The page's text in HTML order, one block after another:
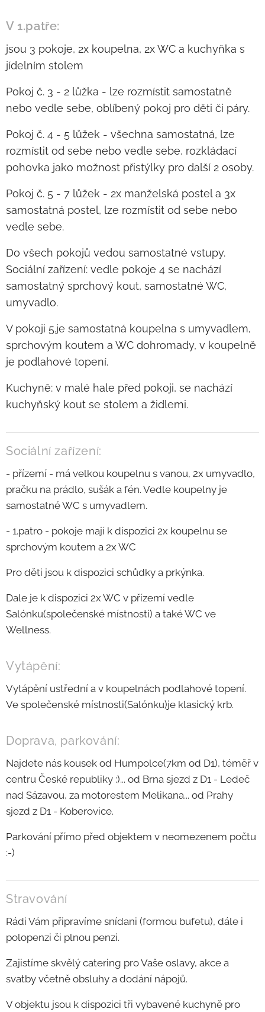
V 1.patře:
jsou 3 pokoje, 2x koupelna, 2x WC a kuchyňka s
jídelním stolem
Pokoj č. 3 - 2 lůžka - lze rozmístit samostatně
nebo vedle sebe, oblíbený pokoj pro děti či páry.
Pokoj č. 4 - 5 lůžek - všechna samostatná, lze
rozmístit od sebe nebo vedle sebe, rozkládací
pohovka jako možnost přistýlky pro další 2 osoby.
Pokoj č. 5 - 7 lůžek - 2x manželská postel a 3x
samostatná postel, lze rozmístit od sebe nebo
vedle sebe.
Do všech pokojů vedou samostatné vstupy.
Sociální zařízení: vedle pokoje 4 se nachází
samostatný sprchový kout, samostatné WC,
umyvadlo.
V pokoji 5.je samostatná koupelna s umyvadlem,
sprchovým koutem a WC dohromady, v koupelně
je podlahové topení.
Kuchyně: v malé hale před pokoji, se nachází
kuchyňský kout se stolem a židlemi.
Sociální zařízení:
- přízemí - má velkou koupelnu s vanou, 2x umyvadlo,
pračku na prádlo, sušák a fén. Vedle koupelny je
samostatné WC s umyvadlem.
- 1.patro - pokoje mají k dispozici 2x koupelnu se
sprchovým koutem a 2x WC
Pro děti jsou k dispozici schůdky a prkýnka.
Dale je k dispozici 2x WC v přízemí vedle
Salónku(společenské místnosti) a také WC ve
Wellness.
Vytápění:
Vytápění ustřední a v koupelnách podlahové topení.
Ve společenské místnosti(Salónku)je klasický krb.
Doprava, parkování:
Najdete nás kousek od Humpolce(7km od D1), téměř v
centru České republiky :)... od Brna sjezd z D1 - Ledeč
nad Sázavou, za motorestem Melikana... od Prahy
sjezd z D1 - Koberovice.
Parkování přímo před objektem v neomezenem počtu
:-)
Stravování
Rádi Vám připravíme snídani (formou bufetu), dále i
polopenzi či plnou penzi.
Zajistíme skvělý catering pro Vaše oslavy, akce a
svatby včetně obsluhy a dodání nápojů.
V objektu jsou k dispozici tři vybavené kuchyně pro